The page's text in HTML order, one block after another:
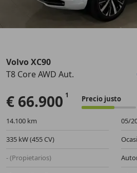
Anterior
Volvo XC90
T8 Core AWD Aut.
€ 66.900 Precio justo
14.100 km
05/
335 kW (455 CV)
- (Propietarios)